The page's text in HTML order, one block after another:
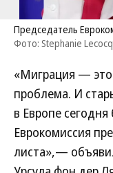
Председатель
Фото: Stephanie
«Миграция —
проблема. И
в Европе
Еврокомиссия
листа»,—